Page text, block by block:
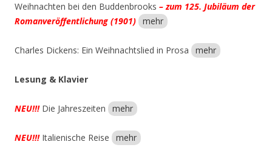
Weihnachten bei den Buddenbrooks – zum 125. Jubiläum der
Romanveröffentlichung (1901) mehr
Charles Dickens: Ein Weihnachtslied in Prosa mehr
Lesung & Klavier
NEU!!! Die Jahreszeiten mehr
NEU!!! Italienische Reise mehr